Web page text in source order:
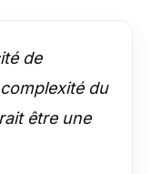
de
du
être une